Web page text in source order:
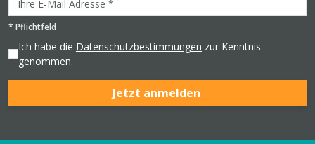
* Pflichtfeld
Ich habe die Datenschutzbestimmungen zur Kenntnis
genommen.
Jetzt anmelden